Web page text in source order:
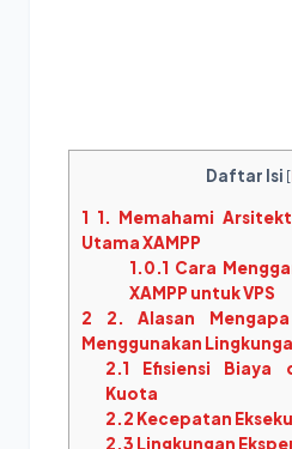
Daftar Isi [
1 1. Memahami
Utama XAMPP
1.0.1 Cara
XAMPP untuk VPS
2 2. Alasan
Menggunakan
2.1 Efisiensi Biaya
Kuota
2.2 Kecepatan
2.3 Lingkungan